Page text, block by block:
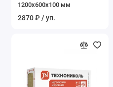
1200х600х100 мм
2870 ₽ / уп.